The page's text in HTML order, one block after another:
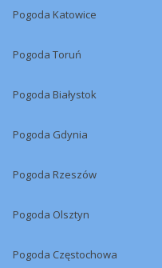
Pogoda Katowice
Pogoda Toruń
Pogoda Białystok
Pogoda Gdynia
Pogoda Rzeszów
Pogoda Olsztyn
Pogoda Częstochowa